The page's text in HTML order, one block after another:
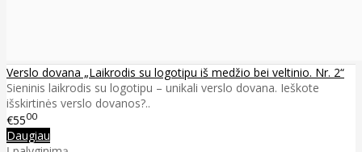
Verslo dovana „Laikrodis su logotipu iš medžio bei veltinio. Nr. 2“
Sieninis laikrodis su logotipu – unikali verslo dovana. Ieškote
išskirtinės verslo dovanos?..
€5500
Daugiau